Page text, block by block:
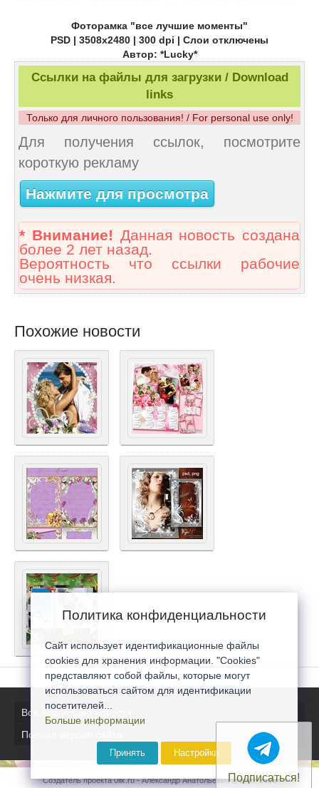
Фоторамка "все лучшие моменты"
PSD | 3508х2480 | 300 dpi | Слои отключены
Автор: *Lucky*
Ссылки на файлы для загрузки / Download
links
Только для личного пользования! / For personal use only!
Для получения ссылок, посмотрите
короткую рекламу
Нажмите для просмотра
* Внимание! Данная новость создана
более 2 лет назад.
Вероятность что ссылки рабочие
очень низкая.
Похожие новости
Все последние новости
Полная версия сайта
Создатель проекта 0lik.ru - Александр Анатольевич © 2007-2026
Подписаться!
Политика конфиденциальности
Сайт использует идентификационные файлы
cookies для хранения информации. "Cookies"
представляют собой файлы, которые могут
использоваться сайтом для идентификации
посетителей...
Больше информации
Принять Настройка